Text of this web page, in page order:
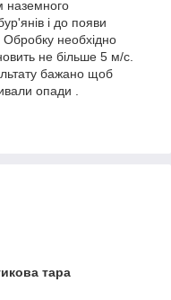
наземного
і до появи
необхідно
не більше 5 м/с.
бажано щоб
опади .
тара